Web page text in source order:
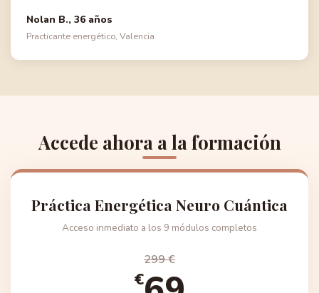
Nolan B., 36 años
Practicante energético, Valencia
Accede ahora a la formación
Práctica Energética Neuro Cuántica
Acceso inmediato a los 9 módulos completos
299 €
€